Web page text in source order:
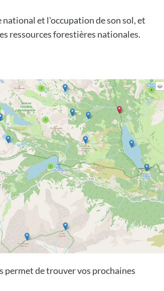
et l'occupation de son sol, et
ressources forestières nationales.
permet de trouver vos prochaines